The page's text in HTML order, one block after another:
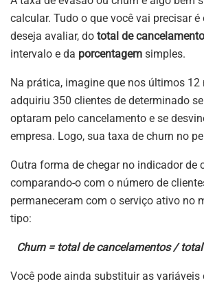
calcular. Tudo o que você vai precisar é
deseja avaliar, do total de
intervalo e da porcentagem simples.
Na prática, imagine que nos últimos 12
adquiriu 350 clientes de determinado
optaram pelo cancelamento e se
empresa. Logo, sua taxa de churn no
Outra forma de chegar no indicador de
comparando-o com o número de
permaneceram com o serviço ativo no
tipo:
Churn = total de cancelamentos /
Você pode ainda substituir as